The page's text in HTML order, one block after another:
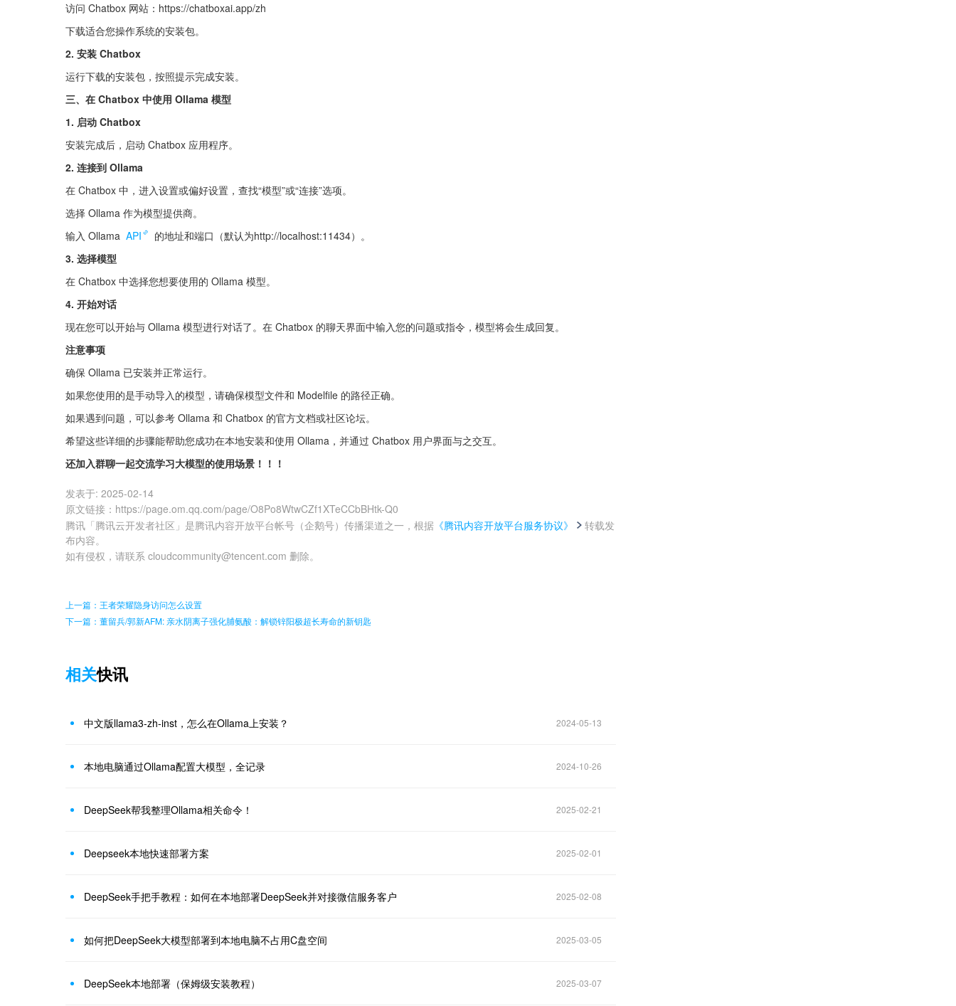
访问 Chatbox 网站：https://chatboxai.app/zh
下载适合您操作系统的安装包。
2. 安装 Chatbox
运行下载的安装包，按照提示完成安装。
三、在 Chatbox 中使用 Ollama 模型
1. 启动 Chatbox
安装完成后，启动 Chatbox 应用程序。
2. 连接到 Ollama
在 Chatbox 中，进入设置或偏好设置，查找“模型”或“连接”选项。
选择 Ollama 作为模型提供商。
输入 Ollama API
的地址和端口（默认为http://localhost:11434）。
3. 选择模型
在 Chatbox 中选择您想要使用的 Ollama 模型。
4. 开始对话
现在您可以开始与 Ollama 模型进行对话了。在 Chatbox 的聊天界面中输入您的问题或指令，模型将会生成回复。
注意事项
确保 Ollama 已安装并正常运行。
如果您使用的是手动导入的模型，请确保模型文件和 Modelfile 的路径正确。
如果遇到问题，可以参考 Ollama 和 Chatbox 的官方文档或社区论坛。
希望这些详细的步骤能帮助您成功在本地安装和使用 Ollama，并通过 Chatbox 用户界面与之交互。
还加入群聊一起交流学习大模型的使用场景！！！
发表于: 2025-02-14
原文链接 ： https://page.om.qq.com/page/O8Po8WtwCZf1XTeCCbBHtk-Q0
腾讯「腾讯云开发者社区」是腾讯内容开放平台帐号（企鹅号）传播渠道之一，根据 《腾讯内容开放平台服务协议》
转载发
布内容。
如有侵权，请联系 cloudcommunity@tencent.com 删除。
上一篇：王者荣耀隐身访问怎么设置
下一篇：董留兵/郭新AFM: 亲水阴离子强化脯氨酸：解锁锌阳极超长寿命的新钥匙
相关快讯
中文版llama3-zh-inst，怎么在Ollama上安装？ 2024-05-13
本地电脑通过Ollama配置大模型，全记录 2024-10-26
DeepSeek帮我整理Ollama相关命令！ 2025-02-21
Deepseek本地快速部署方案 2025-02-01
DeepSeek手把手教程：如何在本地部署DeepSeek并对接微信服务客户 2025-02-08
如何把DeepSeek大模型部署到本地电脑不占用C盘空间 2025-03-05
DeepSeek本地部署（保姆级安装教程） 2025-03-07